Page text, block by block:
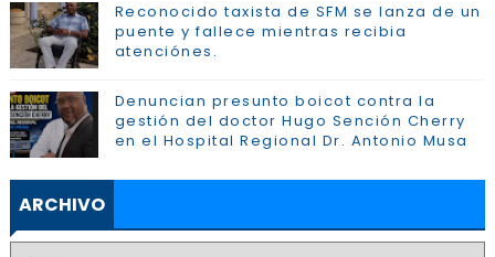
Reconocido taxista de SFM se lanza de un
puente y fallece mientras recibia
atenciónes.
Denuncian presunto boicot contra la
gestión del doctor Hugo Sención Cherry
en el Hospital Regional Dr. Antonio Musa
ARCHIVO